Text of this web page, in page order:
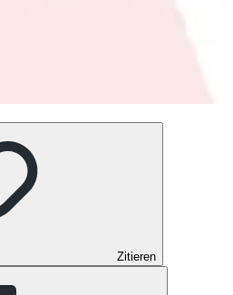
Zitieren